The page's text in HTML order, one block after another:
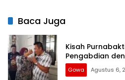
Baca Juga
Kisah
Pengabdian
Gowa Agustus 6,